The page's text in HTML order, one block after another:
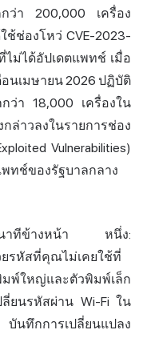
กว่า 200,000 เครื่อง
ช้ช่องโหว่ CVE-2023-
ไม่ได้อัปเดตแพทช์ เมื่อ
อนเมษายน 2026 ปฏิบัติ
ว่า 18,000 เครื่องใน
ล่าวลงในรายการช่อง
Vulnerabilities)
ทช์ของรัฐบาลกลาง
บนาทีข้างหน้า หนึ่ง:
ยรหัสที่คุณไม่เคยใช้ที่
พ์ใหญ่และตัวพิมพ์เล็ก
ยนรหัสผ่าน Wi-Fi ใน
ทึกการเปลี่ยนแปลง